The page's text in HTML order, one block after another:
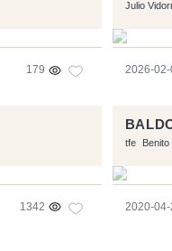
179
Julio
2026-02-
1342
tfe
2020-04-